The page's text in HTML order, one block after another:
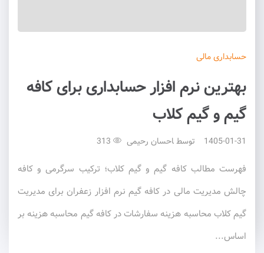
حسابداریمالی
بهترین نرم افزار حسابداری برای کافه
گیم و گیم کلاب
1405-01-31 توسط احسان رحیمی
فهرست مطالب کافه گیم و گیم کلاب؛ ترکیب سرگرمی و کافه
چالش مدیریت مالی در کافه گیم نرم افزار زعفران برای مدیریت
گیم کلاب محاسبه هزینه سفارشات در کافه گیم محاسبه هزینه بر
اساس...